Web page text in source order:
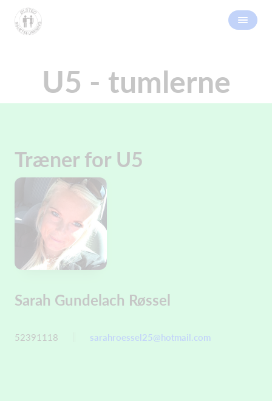
U5 - tumlerne
Træner for U5
Sarah Gundelach Røssel
52391118 sarahroessel25@hotmail.com